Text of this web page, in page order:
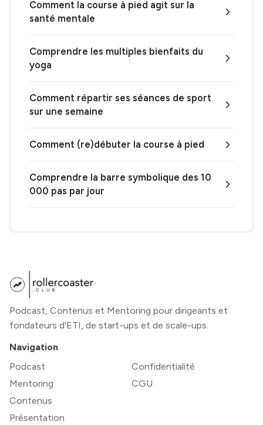
Comment la course à pied agit sur la
santé mentale
Comprendre les multiples bienfaits du
yoga
Comment répartir ses séances de sport
sur une semaine
Comment (re)débuter la course à pied
Comprendre la barre symbolique des 10
000 pas par jour
Podcast, Contenus et Mentoring pour dirigeants et
fondateurs d'ETI, de start-ups et de scale-ups.
Navigation
Podcast
Mentoring
Contenus
Présentation
Confidentialité
CGU